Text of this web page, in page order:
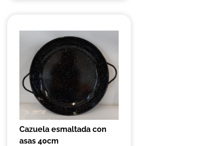
Cazuela esmaltada con
asas 40cm